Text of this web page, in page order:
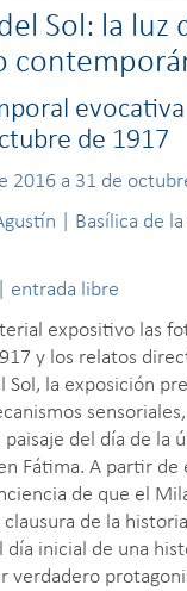
Sol: la luz
de 1917
2016 a 31 de
| Basílica de
entrada libre
expositivo las
y los relatos
la exposición
del día de la
Fátima. A partir
de que el
de la
día inicial de una
verdadero